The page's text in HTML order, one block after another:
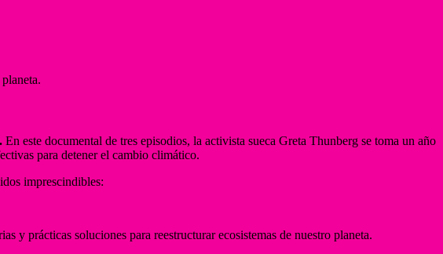
En este documental de tres episodios, la activista sueca Greta Thunberg se toma un año
para detener el cambio climático.
imprescindibles:
y prácticas soluciones para reestructurar ecosistemas de nuestro planeta.